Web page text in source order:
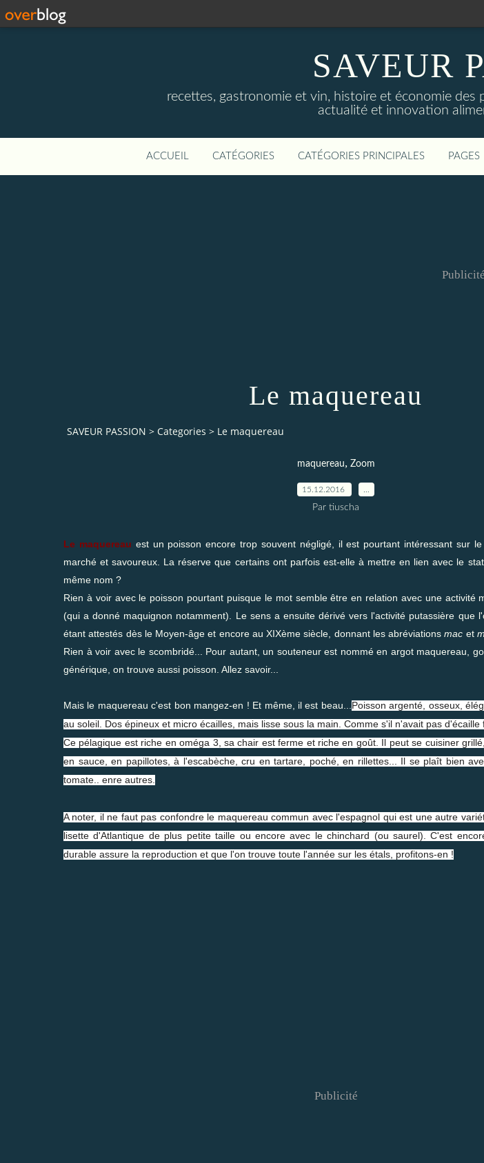
SAVEUR
recettes, gastronomie et vin, histoire et économie
actualité et innovation
ACCUEIL CATÉGORIES CATÉGORIES PRINCIPALES PAGES
Publicité
Le maquereau
SAVEUR PASSION > Categories > Le maquereau
maquereau, Zoom
15.12.2016
Par tiuscha
Le maquereau est un poisson encore trop souvent négligé, il est pourtant intéressant sur
marché et savoureux. La réserve que certains ont parfois est-elle à mettre en lien avec le
même nom ?
Rien à voir avec le poisson pourtant puisque le mot semble être en relation avec une activité
(qui a donné maquignon notamment). Le sens a ensuite dérivé vers l'activité putassière que
étant attestés dès le Moyen-âge et encore au XIXème siècle, donnant les abréviationsmac et
Rien à voir avec le scombridé... Pour autant, un souteneur est nommé en argot maquereau,
générique, on trouve aussi poisson. Allez savoir...
Mais le maquereau c'est bon mangez-en ! Et même, il est beau... Poisson argenté, osseux,
au soleil. Dos épineux et micro écailles, mais lisse sous la main. Comme s'il n'avait pas d'écaille
Ce pélagique est riche en oméga 3, sa chair est ferme et riche en goût. Il peut se cuisiner
en sauce, en papillotes, à l'escabèche, cru en tartare, poché, en rillettes... Il se plaît bien
tomate.. enre autres.
A noter, il ne faut pas confondre le maquereau commun avec l'espagnol qui est une autre
lisette d'Atlantique de plus petite taille ou encore avec le chinchard (ou saurel). C'est
durable assure la reproduction et que l'on trouve toute l'année sur les étals, profitons-en !
Publicité